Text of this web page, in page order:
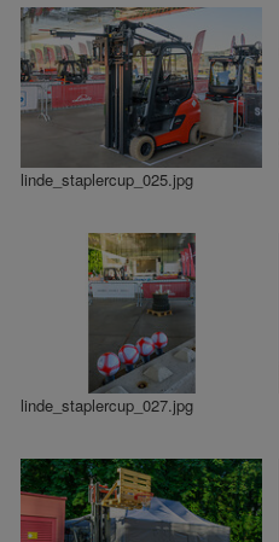
linde_staplercup_025.jpg
linde_staplercup_027.jpg